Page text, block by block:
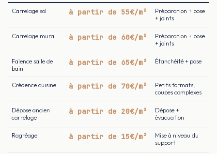
Carrelage sol à partir de 55€/m²
Préparation + pose
+ joints
Carrelage mural à partir de 60€/m²
Préparation + pose
+ joints
Faïence salle de
bain
à partir de 65€/m² Étanchéité + pose
Crédence cuisine à partir de 70€/m²
Petits formats,
coupes complexes
Dépose ancien
carrelage
à partir de 20€/m²
Dépose +
évacuation
Ragréage à partir de 15€/m²
Mise à niveau du
support